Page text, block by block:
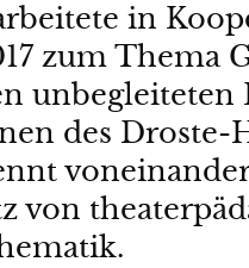
in
zum Thema
des
von